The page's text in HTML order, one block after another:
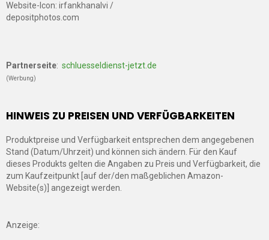
Website-Icon: irfankhanalvi /
depositphotos.com
Partnerseite: schluesseldienst-jetzt.de
(Werbung)
HINWEIS ZU PREISEN UND VERFÜGBARKEITEN
Produktpreise und Verfügbarkeit entsprechen dem angegebenen
Stand (Datum/Uhrzeit) und können sich ändern. Für den Kauf
dieses Produkts gelten die Angaben zu Preis und Verfügbarkeit, die
zum Kaufzeitpunkt [auf der/den maßgeblichen Amazon-
Website(s)] angezeigt werden.
Anzeige: